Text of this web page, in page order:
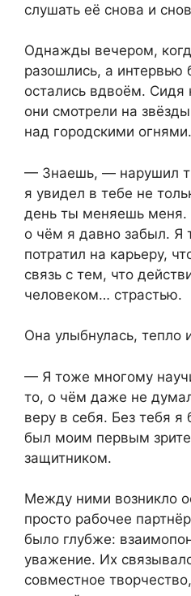
слушать её снова и
Однажды вечером,
разошлись, а интервью
остались вдвоём.
они смотрели на
над городскими огнями.
— Знаешь, — нарушил
я увидел в тебе не
день ты меняешь меня.
о чём я давно забыл. Я
потратил на карьеру,
связь с тем, что
человеком… страстью.
Она улыбнулась, тепло
— Я тоже многому
то, о чём даже не
веру в себя. Без тебя
был моим первым
защитником.
Между ними возникло
просто рабочее
было глубже:
уважение. Их
совместное